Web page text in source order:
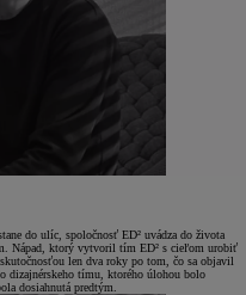
do ulíc, spoločnosť ED² uvádza do života
Nápad, ktorý vytvoril tím ED² s cieľom urobiť
len dva roky po tom, čo sa objavil
dizajnérskeho tímu, ktorého úlohou bolo
dosiahnutá predtým.